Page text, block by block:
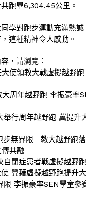
跑畢6,304.45公里。
學對跑步運動充滿熱
這種精神令人感動。
，請瀏覽︰
大使領教大戰虛擬越野
大周年越野跑 李振豪率
舉行周年越野跑 冀提升
步無界限︱教大越野跑
共融
自閉症患者戰虛擬越野跑
冀藉虛擬越野跑提升
限 李振豪率SEN學童參